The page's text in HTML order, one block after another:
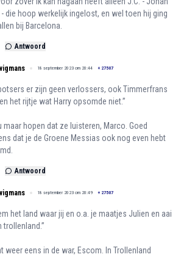
die hoop werkelijk ingelost, en wel toen hij ging
bij Barcelona.
Antwoord
18 september 2023 om 20:44 + 27507
er zijn geen verlossers, ook Timmerfrans
het rijtje wat Harry opsomde niet.”
maar hopen dat ze luisteren, Marco. Goed
dat je de Groene Messias ook nog even hebt
Antwoord
18 september 2023 om 20:49 + 27507
het land waar jij en o.a. je maatjes Julien en aai
trollenland.”
weer eens in de war, Escom. In Trollenland